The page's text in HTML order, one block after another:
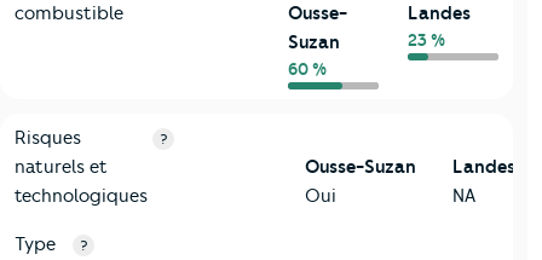
combustible
Ousse-
Suzan
60 %
Landes
23 %
9-Diagnostic risques
Critères Ousse-Suzan
Risques
naturels et
technologiques
?
Ousse-Suzan
Oui
Landes
NA
Type
?